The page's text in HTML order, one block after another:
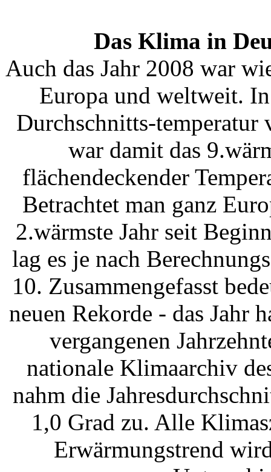
Das Klima in
Auch das Jahr 2008 war
Europa und weltweit.
Durchschnitts-temperatur
war damit das
flächendeckender
Betrachtet man ganz
2.wärmste Jahr seit
lag es je nach
10. Zusammengefasst
neuen Rekorde - das Jahr
vergangenen
nationale Klimaarchiv
nahm die
1,0 Grad zu. Alle
Erwärmungstrend